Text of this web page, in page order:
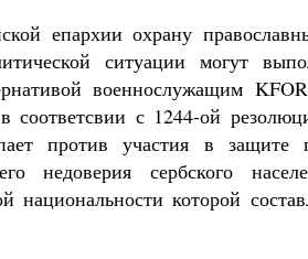
епархии охрану
ситуации могут
военнослужащим
соответсвии с 1244-ой
против участия в защите
недоверия сербского
национальности которой